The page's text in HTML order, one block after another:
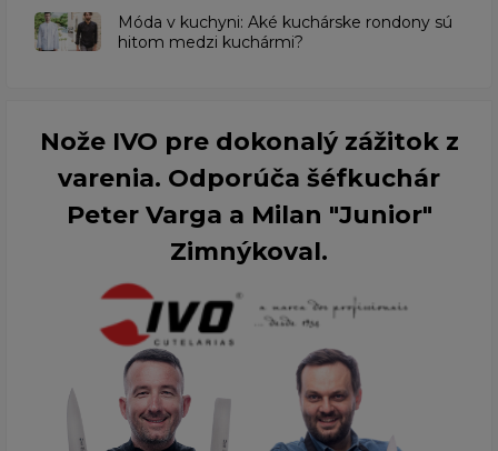
​Móda v kuchyni: Aké kuchárske rondony sú
hitom medzi kuchármi?
Nože IVO pre dokonalý zážitok z
varenia. Odporúča šéfkuchár
Peter Varga a Milan "Junior"
Zimnýkoval.